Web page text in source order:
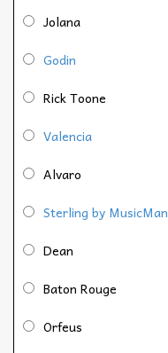
Jolana
Godin
Rick Toone
Valencia
Alvaro
Sterling by MusicMan
Dean
Baton Rouge
Orfeus